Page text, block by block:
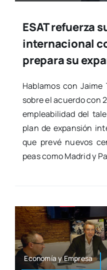
ESAT refuerza
internacional
prepara su
Habla­mos con Jai­me
sobre el acuer­do con
emplea­bi­li­dad del
plan de expan­sión
que pre­vé nue­vos
peas como Madrid y
Eco­no­mía y Empre­sa